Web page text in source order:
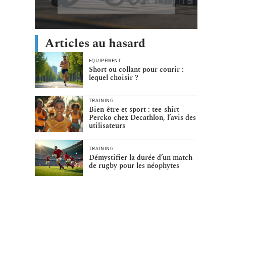
Articles au hasard
EQUIPEMENT
Short ou collant pour courir :
lequel choisir ?
TRAINING
Bien-être et sport : tee-shirt
Percko chez Decathlon, l’avis des
utilisateurs
TRAINING
Démystifier la durée d’un match
de rugby pour les néophytes